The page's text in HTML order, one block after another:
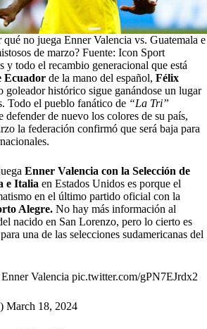
no juega Enner Valencia vs. Guatemala e
de marzo? Fuente: Icon Sport
y todo el recambio generacional que está
Ecuador de la mano del español, Félix
goleador histórico sigue ganándose un lugar
Todo el pueblo fanático de “La Tri”
defender de nuevo los colores de su país,
la federación confirmó que será baja para
Enner Valencia con la Selección de
e Italia en Estados Unidos es porque el
en el último partido oficial con la
Alegre. No hay más información al
nacido en San Lorenzo, pero lo cierto es
una de las selecciones sudamericanas del
Valencia pic.twitter.com/gPN7EJrdx2
March 18, 2024